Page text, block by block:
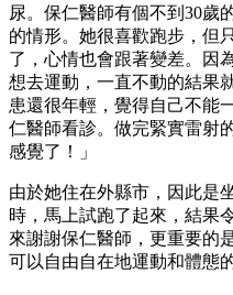
尿。保仁醫師有個不到30歲
的情形。她很喜歡跑步，但
了，心情也會跟著變差。因
想去運動，一直不動的結果
患還很年輕，覺得自己不能
仁醫師看診。做完緊實雷射
感覺了！」
由於她住在外縣市，因此是
時，馬上試跑了起來，結果
來謝謝保仁醫師，更重要的
可以自由自在地運動和體態